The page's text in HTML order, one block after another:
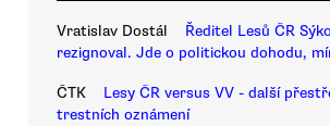
Vratislav Dostál
Ředitel Lesů ČR
rezignoval. Jde o politickou dohodu,
ČTK
Lesy ČR versus VV - další
trestních oznámení